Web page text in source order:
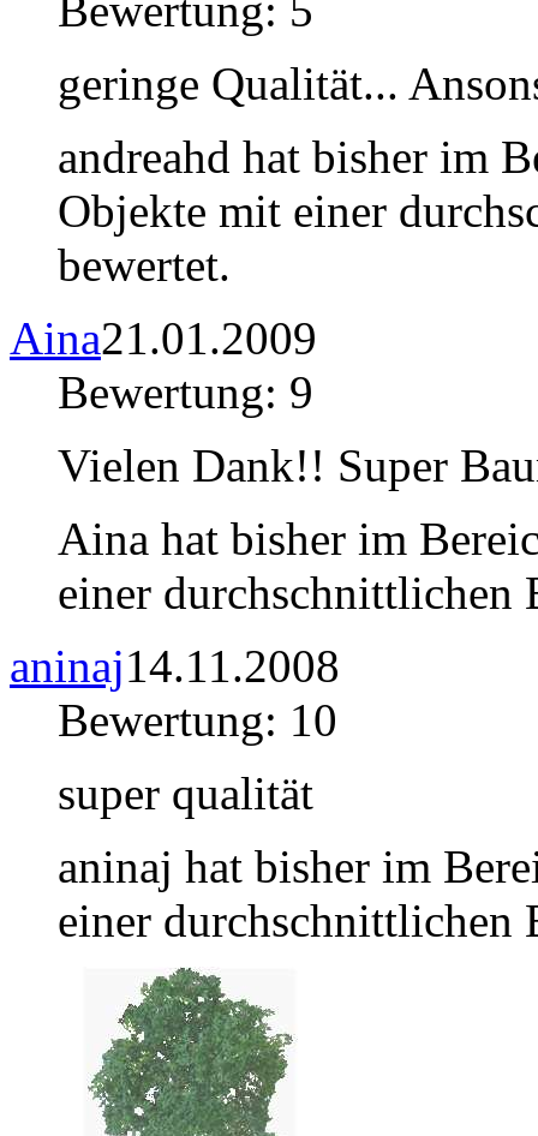
Bewertung: 5
geringe Qualität...
andreahd hat bisher im
Objekte mit einer
bewertet.
Aina21.01.2009
Bewertung: 9
Vielen Dank!! Super
Aina hat bisher im
einer durchschnittlichen
aninaj14.11.2008
Bewertung: 10
super qualität
aninaj hat bisher im
einer durchschnittlichen